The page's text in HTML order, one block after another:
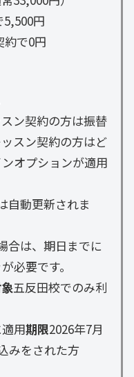
円
で0円
ン契約の方は振替
スン契約の方はど
オプションが適用
自動更新されま
合は、期日までに
必要です。
五反田校でのみ利
用期限2026年7月
みをされた方